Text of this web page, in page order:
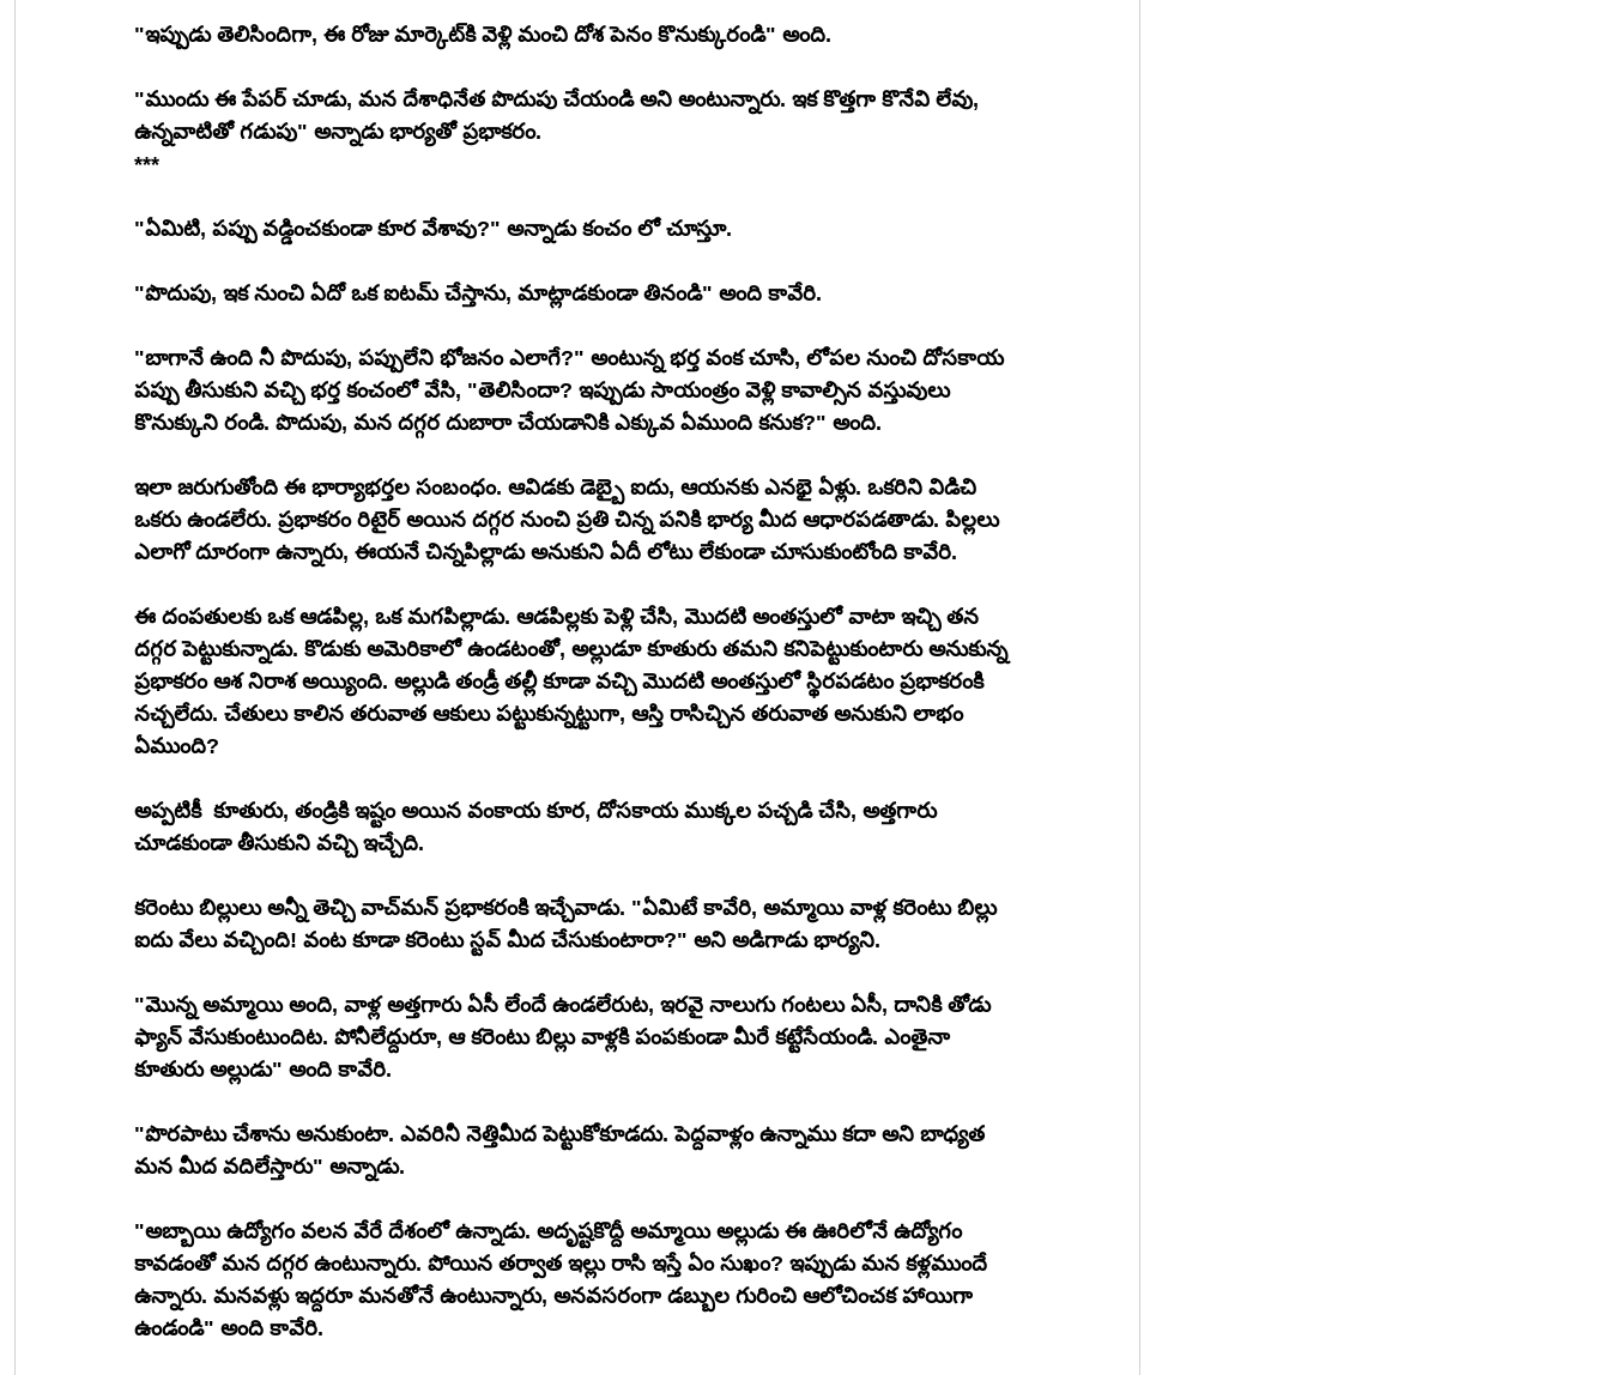
"ఇప్పుడు తెలిసిందిగా, ఈ రోజు మార్కెట్‌కి వెళ్లి మంచి దోశ పెనం కొనుక్కురండి" అంది.
"ముందు ఈ పేపర్ చూడు, మన దేశాధినేత పొదుపు చేయండి అని అంటున్నారు. ఇక కొత్తగా కొనేవి లేవు,
ఉన్నవాటితో గడుపు" అన్నాడు భార్యతో ప్రభాకరం.
***
"ఏమిటి, పప్పు వడ్డించకుండా కూర వేశావు?" అన్నాడు కంచం లో చూస్తూ.
"పొదుపు, ఇక నుంచి ఏదో ఒక ఐటమ్ చేస్తాను, మాట్లాడకుండా తినండి" అంది కావేరి.
"బాగానే ఉంది నీ పొదుపు, పప్పులేని భోజనం ఎలాగే?" అంటున్న భర్త వంక చూసి, లోపల నుంచి దోసకాయ
పప్పు తీసుకుని వచ్చి భర్త కంచంలో వేసి, "తెలిసిందా? ఇప్పుడు సాయంత్రం వెళ్లి కావాల్సిన వస్తువులు
కొనుక్కుని రండి. పొదుపు, మన దగ్గర దుబారా చేయడానికి ఎక్కువ ఏముంది కనుక?" అంది.
ఇలా జరుగుతోంది ఈ భార్యాభర్తల సంబంధం. ఆవిడకు డెబ్బై ఐదు, ఆయనకు ఎనభై ఏళ్లు. ఒకరిని విడిచి
ఒకరు ఉండలేరు. ప్రభాకరం రిటైర్ అయిన దగ్గర నుంచి ప్రతి చిన్న పనికి భార్య మీద ఆధారపడతాడు. పిల్లలు
ఎలాగో దూరంగా ఉన్నారు, ఈయనే చిన్నపిల్లాడు అనుకుని ఏదీ లోటు లేకుండా చూసుకుంటోంది కావేరి.
ఈ దంపతులకు ఒక ఆడపిల్ల, ఒక మగపిల్లాడు. ఆడపిల్లకు పెళ్లి చేసి, మొదటి అంతస్తులో వాటా ఇచ్చి తన
దగ్గర పెట్టుకున్నాడు. కొడుకు అమెరికాలో ఉండటంతో, అల్లుడూ కూతురు తమని కనిపెట్టుకుంటారు అనుకున్న
ప్రభాకరం ఆశ నిరాశ అయ్యింది. అల్లుడి తండ్రీ తల్లీ కూడా వచ్చి మొదటి అంతస్తులో స్థిరపడటం ప్రభాకరంకి
నచ్చలేదు. చేతులు కాలిన తరువాత ఆకులు పట్టుకున్నట్టుగా, ఆస్తి రాసిచ్చిన తరువాత అనుకుని లాభం
ఏముంది?
అప్పటికీ  కూతురు, తండ్రికి ఇష్టం అయిన వంకాయ కూర, దోసకాయ ముక్కల పచ్చడి చేసి, అత్తగారు
చూడకుండా తీసుకుని వచ్చి ఇచ్చేది.
కరెంటు బిల్లులు అన్నీ తెచ్చి వాచ్‌మన్ ప్రభాకరంకి ఇచ్చేవాడు. "ఏమిటే కావేరి, అమ్మాయి వాళ్ల కరెంటు బిల్లు
ఐదు వేలు వచ్చింది! వంట కూడా కరెంటు స్టవ్ మీద చేసుకుంటారా?" అని అడిగాడు భార్యని.
"మొన్న అమ్మాయి అంది, వాళ్ల అత్తగారు ఏసీ లేందే ఉండలేరుట, ఇరవై నాలుగు గంటలు ఏసీ, దానికి తోడు
ఫ్యాన్ వేసుకుంటుందిట. పోనీలేద్దురూ, ఆ కరెంటు బిల్లు వాళ్లకి పంపకుండా మీరే కట్టేసేయండి. ఎంతైనా
కూతురు అల్లుడు" అంది కావేరి.
"పొరపాటు చేశాను అనుకుంటా. ఎవరినీ నెత్తిమీద పెట్టుకోకూడదు. పెద్దవాళ్లం ఉన్నాము కదా అని బాధ్యత
మన మీద వదిలేస్తారు" అన్నాడు.
"అబ్బాయి ఉద్యోగం వలన వేరే దేశంలో ఉన్నాడు. అదృష్టకొద్దీ అమ్మాయి అల్లుడు ఈ ఊరిలోనే ఉద్యోగం
కావడంతో మన దగ్గర ఉంటున్నారు. పోయిన తర్వాత ఇల్లు రాసి ఇస్తే ఏం సుఖం? ఇప్పుడు మన కళ్లముందే
ఉన్నారు. మనవళ్లు ఇద్దరూ మనతోనే ఉంటున్నారు, అనవసరంగా డబ్బుల గురించి ఆలోచించక హాయిగా
ఉండండి" అంది కావేరి.